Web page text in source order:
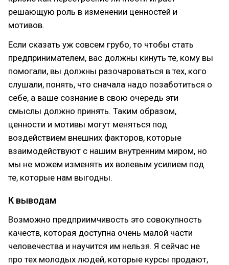
решающую роль в изменении ценностей и
мотивов.
Если сказать уж совсем грубо, то чтобы стать
предпринимателем, вас должны кинуть те, кому вы
помогали, вы должны разочароваться в тех, кого
слушали, понять, что сначала надо позаботиться о
себе, а ваше сознание в свою очередь эти
смыслы должно принять. Таким образом,
ценности и мотивы могут меняться под
воздействием внешних факторов, которые
взаимодействуют с нашим внутренним миром, но
мы не можем изменять их волевым усилием под
те, которые нам выгодны.
К выводам
Возможно предприимчивость это совокупность
качеств, которая доступна очень малой части
человечества и научится им нельзя. Я сейчас не
про тех молодых людей, которые курсы продают,